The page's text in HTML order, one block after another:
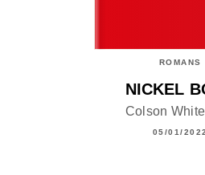
ROMANS
NICKEL
Colson
05/01/2022